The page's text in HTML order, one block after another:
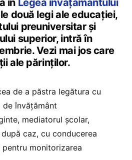
în Legea învățământului
două legi ale educației,
preuniversitar și
superior, intră în
Vezi mai jos care
ale părinților.
de a păstra legătura cu
învățământ
mediatorul școlar,
caz, cu conducerea
monitorizarea